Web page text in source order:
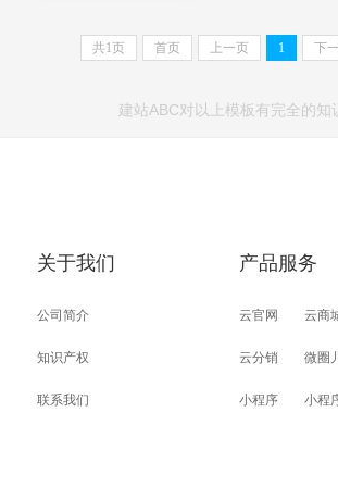
共1页 首页 上一页 1 下
建站ABC对以上模板有完全的知
关于我们
公司简介
知识产权
联系我们
产品服务
云官网 云商
云分销 微圈
小程序 小程